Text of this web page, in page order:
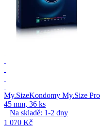
My.SizeKondomy My.Size Pro
45 mm, 36 ks
Na skladě: 1-2 dny
1 070 Kč